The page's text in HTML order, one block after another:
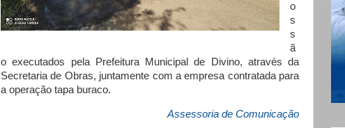
o
s
s
ã
o executados pela Prefeitura Municipal de Divino, através da
Secretaria de Obras, juntamente com a empresa contratada para
a operação tapa buraco.
Assessoria de Comunicação